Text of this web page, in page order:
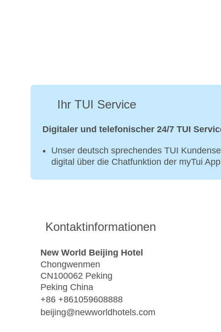
Ihr TUI Service
Digitaler und telefonischer 24/7 TUI
Unser deutsch sprechendes TUI
digital über die Chatfunktion der myTui
Kontaktinformationen
New World Beijing Hotel
Chongwenmen
CN100062 Peking
Peking China
+86 +861059608888
beijing@newworldhotels.com